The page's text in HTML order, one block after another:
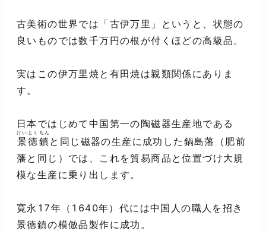
古美術の世界では「古伊万里」というと、状態の
良いものでは数千万円の根が付くほどの高級品。
実はこの伊万里焼と有田焼は親類関係にありま
す。
日本ではじめて中国第一の陶磁器生産地である
景徳鎮
けいとくちん
と同じ磁器の生産に成功した鍋島藩（肥前
藩と同じ）では、これを貿易商品と位置づけ大規
模な生産に乗り出します。
寛永17年（1640年）代には中国人の職人を招き
景徳鎮の模倣品製作に成功。